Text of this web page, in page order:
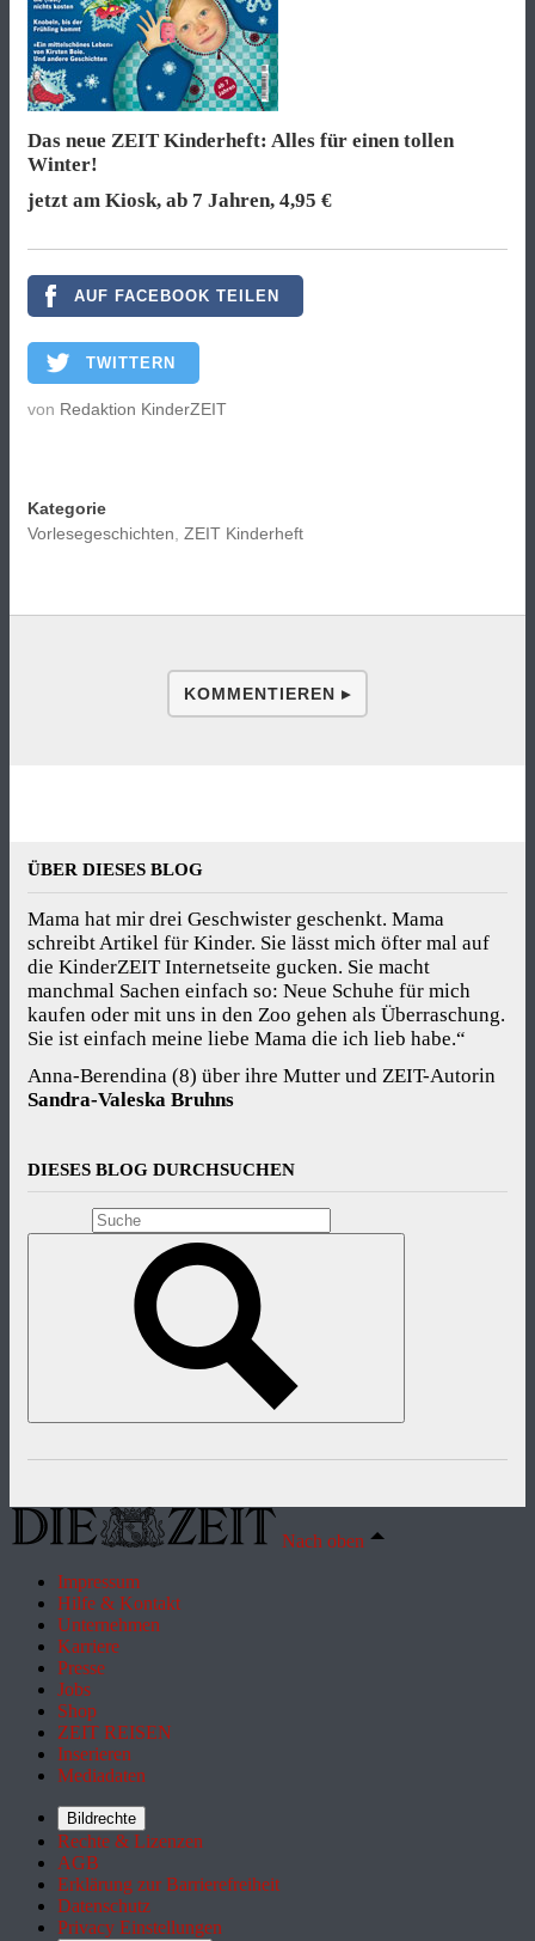
Das neue ZEIT Kinderheft: Alles für einen tollen
Winter!
jetzt am Kiosk, ab 7 Jahren, 4,95 €
AUF FACEBOOK TEILEN
TWITTERN
von Redaktion KinderZEIT
Kategorie
Vorlesegeschichten, ZEIT Kinderheft
KOMMENTIEREN ▸
ÜBER DIESES BLOG
Mama hat mir drei Geschwister geschenkt. Mama
schreibt Artikel für Kinder. Sie lässt mich öfter mal auf
die KinderZEIT Internetseite gucken. Sie macht
manchmal Sachen einfach so: Neue Schuhe für mich
kaufen oder mit uns in den Zoo gehen als Überraschung.
Sie ist einfach meine liebe Mama die ich lieb habe.“
Anna-Berendina (8) über ihre Mutter und ZEIT-Autorin
Sandra-Valeska Bruhns
DIESES BLOG DURCHSUCHEN
Nach oben
Impressum
Hilfe & Kontakt
Unternehmen
Karriere
Presse
Jobs
Shop
ZEIT REISEN
Inserieren
Mediadaten
Bildrechte
Rechte & Lizenzen
AGB
Erklärung zur Barrierefreiheit
Datenschutz
Privacy Einstellungen